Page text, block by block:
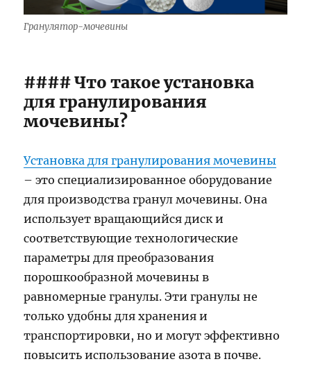
Гранулятор-мочевины
#### Что такое установка
для гранулирования
мочевины?
Установка для гранулирования мочевины
– это специализированное оборудование
для производства гранул мочевины. Она
использует вращающийся диск и
соответствующие технологические
параметры для преобразования
порошкообразной мочевины в
равномерные гранулы. Эти гранулы не
только удобны для хранения и
транспортировки, но и могут эффективно
повысить использование азота в почве.